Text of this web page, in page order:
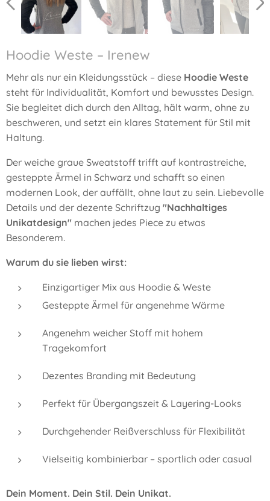
Hoodie Weste – Irenew
Mehr als nur ein Kleidungsstück – diese Hoodie Weste
steht für Individualität, Komfort und bewusstes Design.
Sie begleitet dich durch den Alltag, hält warm, ohne zu
beschweren, und setzt ein klares Statement für Stil mit
Haltung.
Der weiche graue Sweatstoff trifft auf kontrastreiche,
gesteppte Ärmel in Schwarz und schafft so einen
modernen Look, der auffällt, ohne laut zu sein. Liebevolle
Details und der dezente Schriftzug "Nachhaltiges
Unikatdesign" machen jedes Piece zu etwas
Besonderem.
Warum du sie lieben wirst:
Einzigartiger Mix aus Hoodie & Weste
Gesteppte Ärmel für angenehme Wärme
Angenehm weicher Stoff mit hohem
Tragekomfort
Dezentes Branding mit Bedeutung
Perfekt für Übergangszeit & Layering-Looks
Durchgehender Reißverschluss für Flexibilität
Vielseitig kombinierbar – sportlich oder casual
Dein Moment. Dein Stil. Dein Unikat.